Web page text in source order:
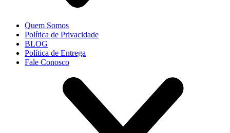
Quem Somos
Política de Privacidade
BLOG
Política de Entrega
Fale Conosco